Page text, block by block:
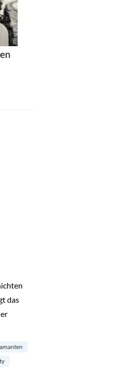
das
dem Labor – die Zukunft?“